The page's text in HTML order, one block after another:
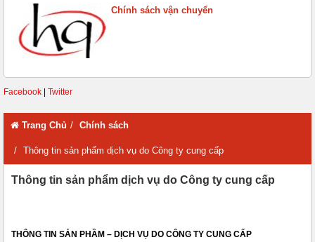
Chính sách vận chuyển
Facebook | Twitter
Trang Chủ Chính sách
Thông tin sản phẩm dịch vụ do Công ty cung cấp
Thông tin sản phẩm dịch vụ do Công ty cung cấp
THÔNG TIN SẢN PHẦM – DỊCH VỤ DO CÔNG TY CUNG CẤP